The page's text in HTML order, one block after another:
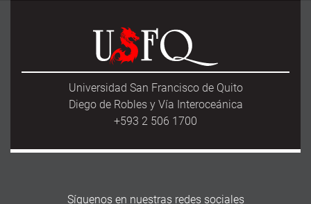
Universidad San Francisco de Quito
Diego de Robles y Vía Interoceánica
+593 2 506 1700
Síguenos en nuestras redes sociales